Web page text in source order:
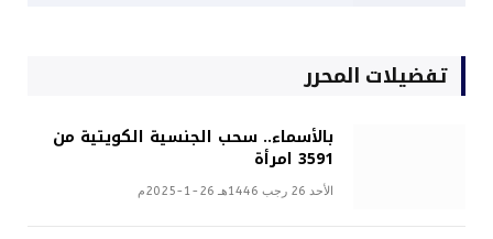
تفضيلات المحرر
بالأسماء.. سحب الجنسية الكويتية من
3591 امرأة
الأحد 26 رجب 1446هـ 26-1-2025م